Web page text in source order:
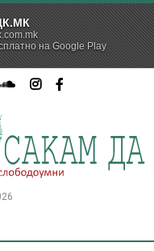
на Google Play